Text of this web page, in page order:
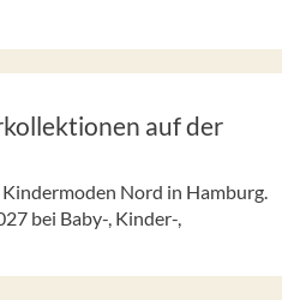
auf der
Nord in Hamburg.
bei Baby-, Kinder-,